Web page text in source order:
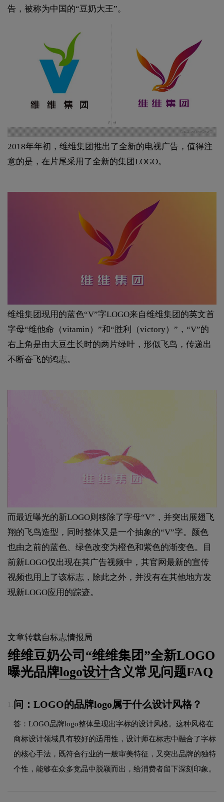
告，被称为中国的“豆奶大王”。
2018年年初，维维集团推出了全新的电视广告，值得注
意的是，在片尾采用了全新的集团LOGO。
维维集团现用的蓝色“V”字LOGO来自维维集团的英文首
字母“维他命（vitamin）”和“胜利（victory）”，“V”的
右上角是由大豆生长时的两片绿叶，形似飞鸟，传递出
不断奋飞的鸿志。
而最近曝光的新LOGO则移除了字母“V”，并突出展翅飞
翔的飞鸟造型，同时整体又是一个抽象的“V”字。颜色
也由之前的蓝色、绿色改变为橙色和紫色的渐变色。目
前新LOGO仅出现在其广告视频中，其官网最新的宣传
视频也用上了该标志，除此之外，并没有在其他地方发
现新LOGO应用的踪迹。
文章转载自标志情报局
维维豆奶公司“维维集团”全新LOGO
曝光品牌logo设计含义常见问题FAQ
问：LOGO的品牌logo属于什么设计风格？
答：LOGO品牌logo整体呈现出字标的设计风格。这种风格在
商标设计领域具有较好的适用性，设计师在标志中融合了字标
的核心手法，既符合行业的一般审美特征，又突出品牌的独特
个性，能够在众多竞品中脱颖而出，给消费者留下深刻印象。